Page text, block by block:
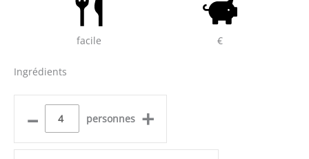
facile €
Ingrédients
– personnes +